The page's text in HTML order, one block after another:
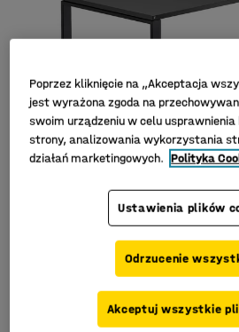
Stylowa rama
Poprzez kliknięcie na „Akceptacja
jest wyrażona zgoda na
swoim urządzeniu w celu
strony, analizowania wykorzystania
działań marketingowych. Polityka
Ustawienia plików
Odrzucenie
Akceptuj wszystkie